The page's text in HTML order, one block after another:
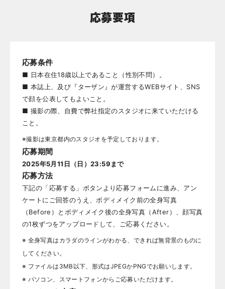
応募要項
応募条件
■ 日本在住18歳以上であること（性別不問）。
■ 本誌上、及び『ターザン』が運営するWEBサイト、SNS
で顔を公表してもよいこと。
■ 撮影の際、自費で弊社指定のスタジオに来ていただける
こと。
※撮影は東京都内のスタジオを予定しております。
応募期間
2025年5月11日（日）23:59まで
応募方法
下記の「応募する」ボタンより応募フォームに進み、アン
ケートにご回答のうえ、ボディメイク前の全身写真
（Before）とボディメイク後の全身写真（After）、顔写真
の1枚ずつをアップロードして、ご応募ください。
※ 全身写真はカラダのラインがわかる、できれば無背景のものに
してください。
※ ファイルは3MB以下、形式はJPEGかPNGでお願いします。
※ パソコン、スマートフォンからご応募いただけます。